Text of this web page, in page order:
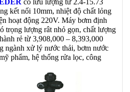
có lưu lượng từ 2.4-15.73
kết nối 10mm, nhiệt độ chất lỏng
hoạt động 220V. Máy bơm định
trọng lượng rât nhỏ gọn, chất lượng
rẻ từ 3,908,000 – 8,393,000
ngành xử lý nước thải, bơm nước
phẩm, hệ thống rửa lọc, công